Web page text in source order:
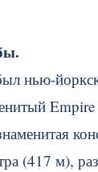
нью-
(417 м),